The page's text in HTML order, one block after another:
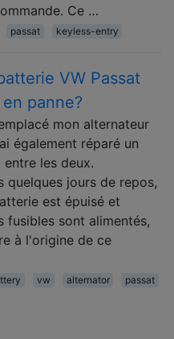
Ce …
passat keyless-entry
VW Passat
panne?
mon alternateur
également réparé un
les deux.
quelques jours de repos,
est épuisé et
fusibles sont alimentés,
à l'origine de ce
vw alternator passat